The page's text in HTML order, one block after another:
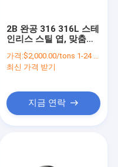
2B 완공 316 316L 스테
인리스 스틸 엽, 맞춤형
가격:$2,000.00/tons 1-24 tons
최신 가격 받기
지금 연락